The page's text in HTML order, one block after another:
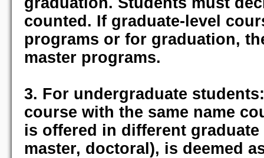
counted. If graduate-level
programs or for graduation,
master programs.
3. For undergraduate
course with the same name
is offered in different
master, doctoral), is deemed